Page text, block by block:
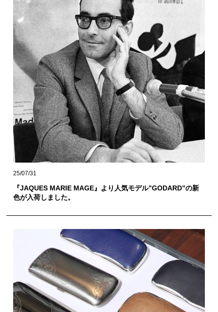
25/07/31
『JAQUES MARIE MAGE』より人気モデル”GODARD”の新
色が入荷しました。